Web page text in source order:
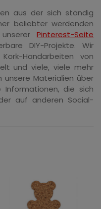
aus der sich ständig
beliebter werdenden
Pinterest-Seite
DIY-Projekte. Wir
Handarbeiten von
und viele, viele mehr
unsere Materialien über
Informationen, die sich
auf anderen Social-